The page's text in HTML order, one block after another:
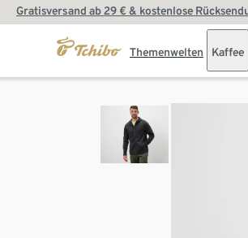
Gratisversand ab 29 € & kostenlose
Themenwelten Kaffee